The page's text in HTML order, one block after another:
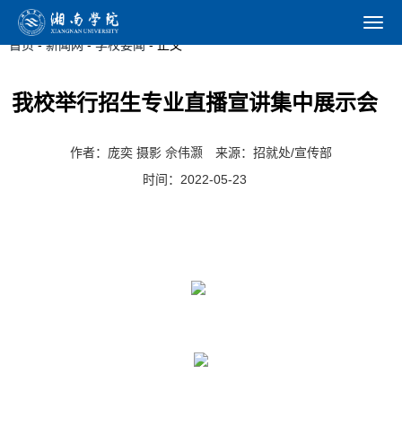
学校要闻
首页-新闻网-学校要闻- 正文
我校举行招生专业直播宣讲集中展示会
作者：庞奕 摄影 佘伟灏
来源：招就处/宣传部
时间：2022-05-23